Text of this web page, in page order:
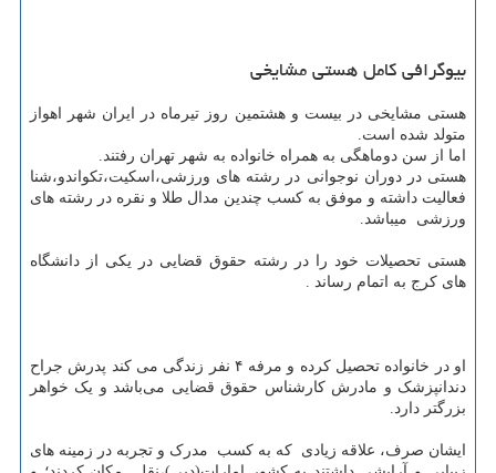
بیوگرافی کامل هستی مشایخی
هستی مشایخی در بیست و هشتمین روز تیرماه در ایران شهر اهواز
متولد شده است.
اما از سن دوماهگی به همراه خانواده به شهر تهران رفتند.
هستی در دوران نوجوانی در رشته های ورزشی،اسکیت،تکواندو،شنا
فعالیت داشته و موفق به کسب چندین مدال طلا و نقره در رشته های
ورزشی میباشد.
هستی تحصیلات خود را در رشته حقوق قضایی در یکی از دانشگاه
های کرج به اتمام رساند .
او در خانواده تحصیل کرده و مرفه ۴ نفر زندگی می کند پدرش جراح
دندانپزشک و مادرش کارشناس حقوق قضایی می‌باشد و یک خواهر
بزرگتر دارد.
ایشان صرف، علاقه زیادی که به کسب مدرک و تجربه در زمینه های